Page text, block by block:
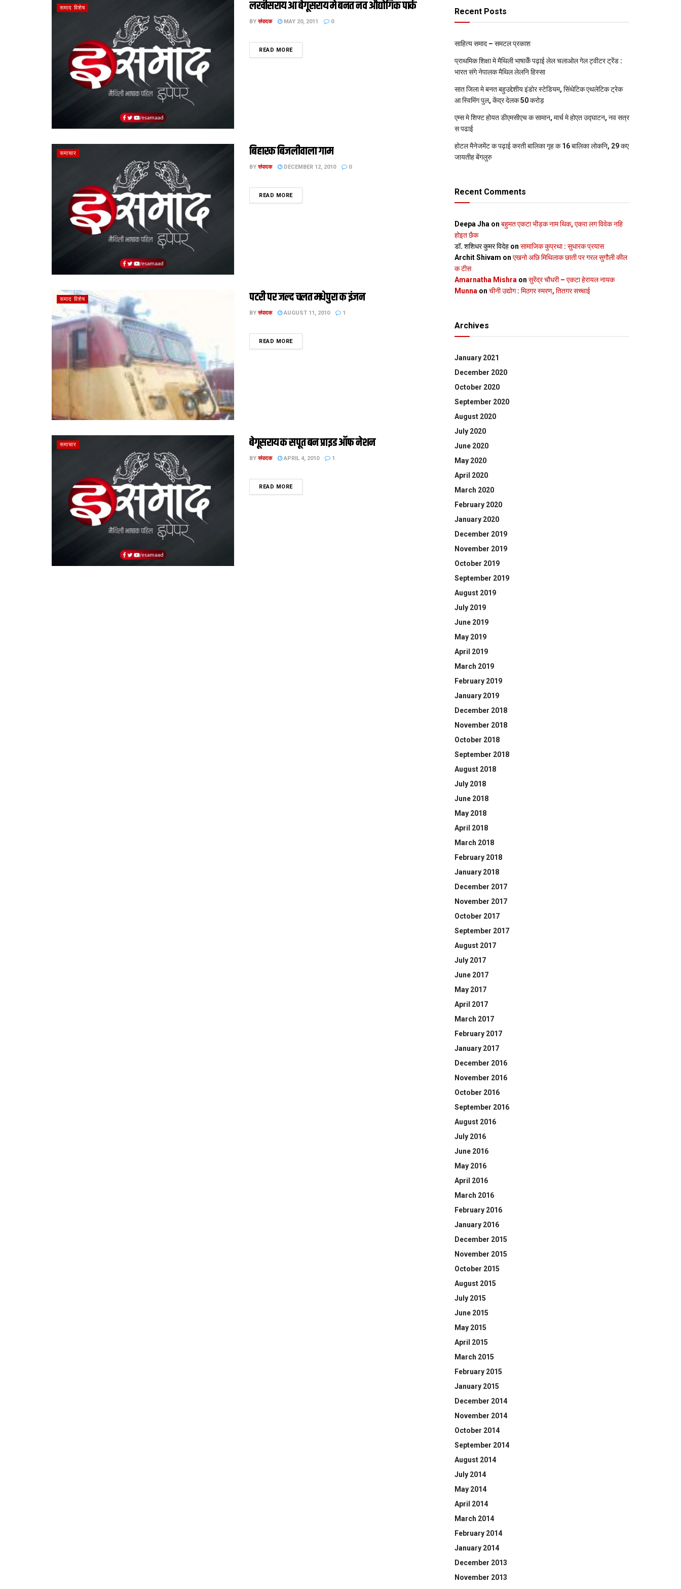
समाद विशेष लखीसराय आ बेगूसराय मे बनत नव औद्योगिक पार्क
BY संपादक MAY 20, 2011 0
READ MOREDETAILS
समाचार बिहारक बिजलीवाला गाम
BY संपादक DECEMBER 12, 2010 0
READ MOREDETAILS
समाद विशेष पटरी पर जल्द चलत मधेपुरा क इंजन
BY संपादक AUGUST 11, 2010 1
READ MOREDETAILS
समाचार बेगूसराय क सपूत बन प्राइड ऑफ नेशन
BY संपादक APRIL 4, 2010 1
READ MOREDETAILS
Recent Posts
साहित्य समाद – समटल प्रकाश
प्राथमिक शि‍क्षा मे मैथि‍ली भाषाकेँ पढ़ाई लेल चलाओल गेल ट्वीटर ट्रेंड :
भारत संगे नेपालक मैथिल लेलनि हिस्सा
सात जिला मे बनत बहुउद्देशीय इंडोर स्‍टेडि‍यम, सिंथेटिक एथलेटिक ट्रेक
आ स्विमिंग पुल, केंद्र देलक 50 करोड़
एम्स मे शिफ्ट होयत डीएमसीएच क सामान, मार्च मे होएत उद्घाटन, नव सत्र
स पढाई
होटल मैनेजमेंट क पढ़ाई करती बालिका गृह क 16 बालिका लोकनि, 29 कए
जायतीह बेंगलुरु
Recent Comments
Deepa Jha on बहुमत एकटा भीड़क नाम थिक, एकरा लग विवेक नहि
होइत छैक
डॉ. शशिधर कुमर विदेह on सामाजिक कुप्रथा : सुधारक प्रयास
Archit Shivam on एखनो अछि मिथिलाक छाती पर गरल सुगौली कील
क टीस
Amarnatha Mishra on सुरेंद्र चौधरी – एकटा हेरायल नायक
Munna on चीनी उद्योग : मिठगर स्‍मरण, तितगर सच्‍चाई
Archives
January 2021
December 2020
October 2020
September 2020
August 2020
July 2020
June 2020
May 2020
April 2020
March 2020
February 2020
January 2020
December 2019
November 2019
October 2019
September 2019
August 2019
July 2019
June 2019
May 2019
April 2019
March 2019
February 2019
January 2019
December 2018
November 2018
October 2018
September 2018
August 2018
July 2018
June 2018
May 2018
April 2018
March 2018
February 2018
January 2018
December 2017
November 2017
October 2017
September 2017
August 2017
July 2017
June 2017
May 2017
April 2017
March 2017
February 2017
January 2017
December 2016
November 2016
October 2016
September 2016
August 2016
July 2016
June 2016
May 2016
April 2016
March 2016
February 2016
January 2016
December 2015
November 2015
October 2015
August 2015
July 2015
June 2015
May 2015
April 2015
March 2015
February 2015
January 2015
December 2014
November 2014
October 2014
September 2014
August 2014
July 2014
May 2014
April 2014
March 2014
February 2014
January 2014
December 2013
November 2013